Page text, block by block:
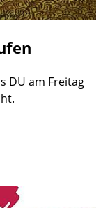
DU am Freitag